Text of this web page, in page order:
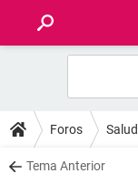
FOROS
SALUD
Foros Salud
Tema Anterior